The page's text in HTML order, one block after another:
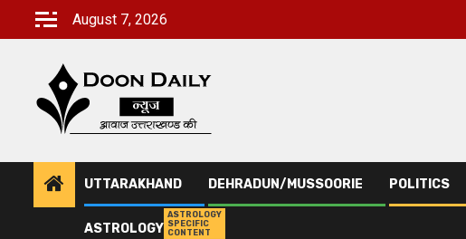
August 7, 2026
UTTARAKHAND DEHRADUN/MUSSOORIE POLITICS
ASTROLOGY
ASTROLOGY
SPECIFIC
CONTENT